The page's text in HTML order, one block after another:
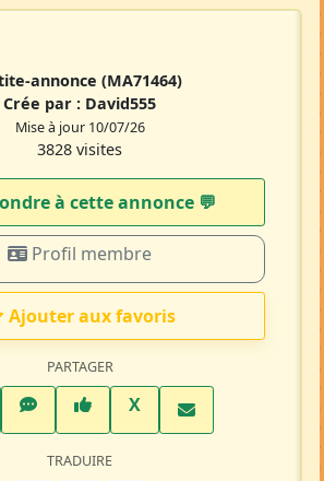
annonce (MA71464)
Crée par : David555
Mise à jour 10/07/26
3828 visites
à cette annonce 💬​
Profil membre
Ajouter aux favoris
PARTAGER
WhatsAppFacebook
XTwitter X
TRADUIRE